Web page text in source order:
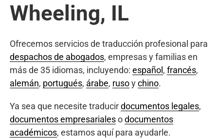
Wheeling, IL
Ofrecemos servicios de traducción profesional para
despachos de abogados, empresas y familias en
más de 35 idiomas, incluyendo: español , francés,
alemán, portugués, árabe, rusoychino.
Ya sea que necesite traducirdocumentos legales,
documentos empresarialesodocumentos
académicos, estamos aquí para ayudarle.